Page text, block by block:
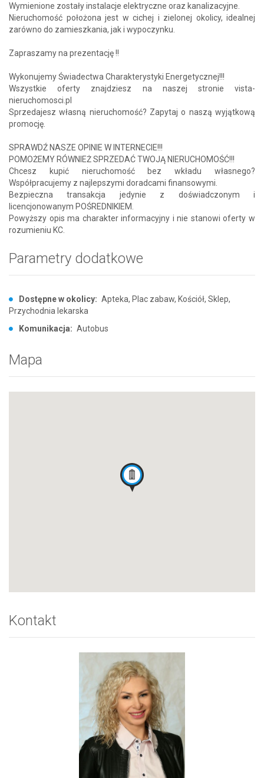
Wymienione zostały instalacje elektryczne oraz kanalizacyjne.
Nieruchomość położona jest w cichej i zielonej okolicy, idealnej
zarówno do zamieszkania, jak i wypoczynku.
Zapraszamy na prezentację !!
Wykonujemy Świadectwa Charakterystyki Energetycznej!!!
Wszystkie oferty znajdziesz na naszej stronie vista-
nieruchomosci.pl
Sprzedajesz własną nieruchomość? Zapytaj o naszą wyjątkową
promocję.
SPRAWDŹ NASZE OPINIE W INTERNECIE!!!
POMOŻEMY RÓWNIEŻ SPRZEDAĆ TWOJĄ NIERUCHOMOŚĆ!!!
Chcesz kupić nieruchomość bez wkładu własnego?
Współpracujemy z najlepszymi doradcami finansowymi.
Bezpieczna transakcja jedynie z doświadczonym i
licencjonowanym POŚREDNIKIEM.
Powyższy opis ma charakter informacyjny i nie stanowi oferty w
rozumieniu KC.
Parametry dodatkowe
Dostępne w okolicy: Apteka, Plac zabaw, Kościół, Sklep,
Przychodnia lekarska
Komunikacja: Autobus
Mapa
Kontakt